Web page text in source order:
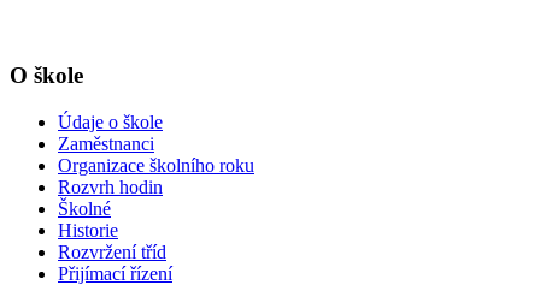
O škole
Údaje o škole
Zaměstnanci
Organizace školního roku
Rozvrh hodin
Školné
Historie
Rozvržení tříd
Přijímací řízení